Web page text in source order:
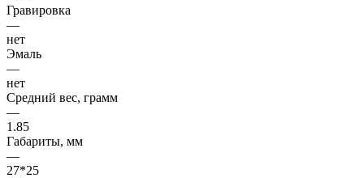
Гравировка
—
нет
Эмаль
—
нет
Средний вес, грамм
—
1.85
Габариты, мм
—
27*25